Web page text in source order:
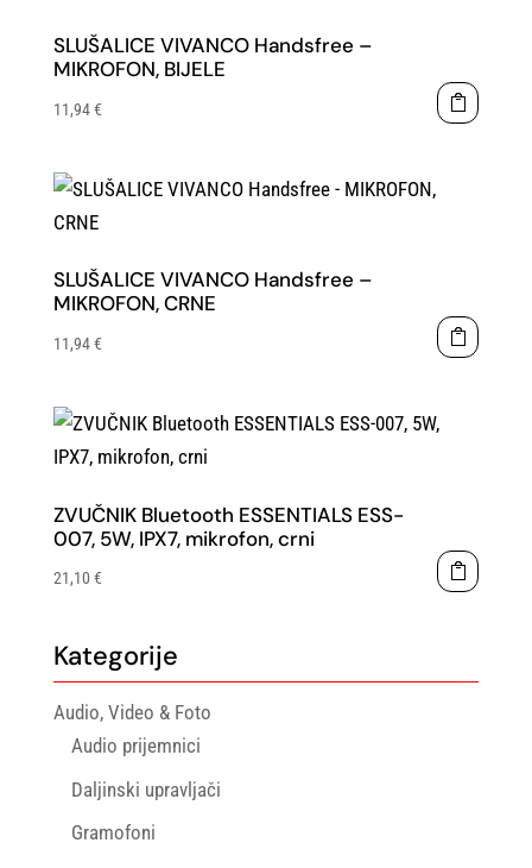
SLUŠALICE VIVANCO Handsfree –
MIKROFON, BIJELE
11,94€
SLUŠALICE VIVANCO Handsfree –
MIKROFON, CRNE
11,94€
ZVUČNIK Bluetooth ESSENTIALS ESS-
007, 5W, IPX7, mikrofon, crni
21,10 €
Kategorije
Audio, Video & Foto
Audio prijemnici
Daljinski upravljači
Gramofoni